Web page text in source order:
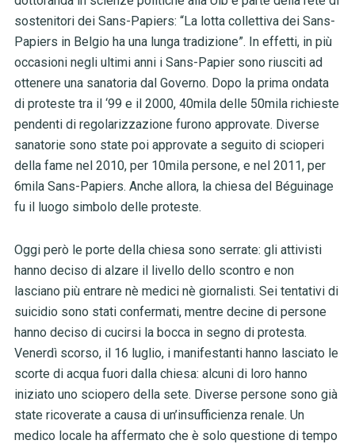
sostenitori dei Sans-Papiers: “La lotta collettiva dei Sans-
Papiers in Belgio ha una lunga tradizione”. In effetti, in più
occasioni negli ultimi anni i Sans-Papier sono riusciti ad
ottenere una sanatoria dal Governo. Dopo la prima ondata
di proteste tra il ‘99 e il 2000, 40mila delle 50mila richieste
pendenti di regolarizzazione furono approvate. Diverse
sanatorie sono state poi approvate a seguito di scioperi
della fame nel 2010, per 10mila persone, e nel 2011, per
6mila Sans-Papiers. Anche allora, la chiesa del Béguinage
fu il luogo simbolo delle proteste.
Oggi però le porte della chiesa sono serrate: gli attivisti
hanno deciso di alzare il livello dello scontro e non
lasciano più entrare nè medici nè giornalisti. Sei tentativi di
suicidio sono stati confermati, mentre decine di persone
hanno deciso di cucirsi la bocca in segno di protesta.
Venerdì scorso, il 16 luglio, i manifestanti hanno lasciato le
scorte di acqua fuori dalla chiesa: alcuni di loro hanno
iniziato uno sciopero della sete. Diverse persone sono già
state ricoverate a causa di un’insufficienza renale. Un
medico locale ha affermato che è solo questione di tempo